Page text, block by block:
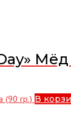
В